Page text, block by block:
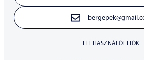
FELHASZNÁLÓI FIÓK